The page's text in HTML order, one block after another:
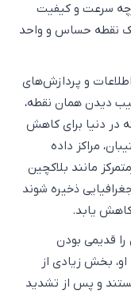
سرعت و کیفیت
یک نقطه حساس و واحد
و پردازش‌های
دیدن همان نقطه،
در دنیا برای کاهش
مراکز داده
مانند بلاکچین
ذخیره شوند
یابد.
قدیمی بودن
بخش زیادی از
و پس از تشدید